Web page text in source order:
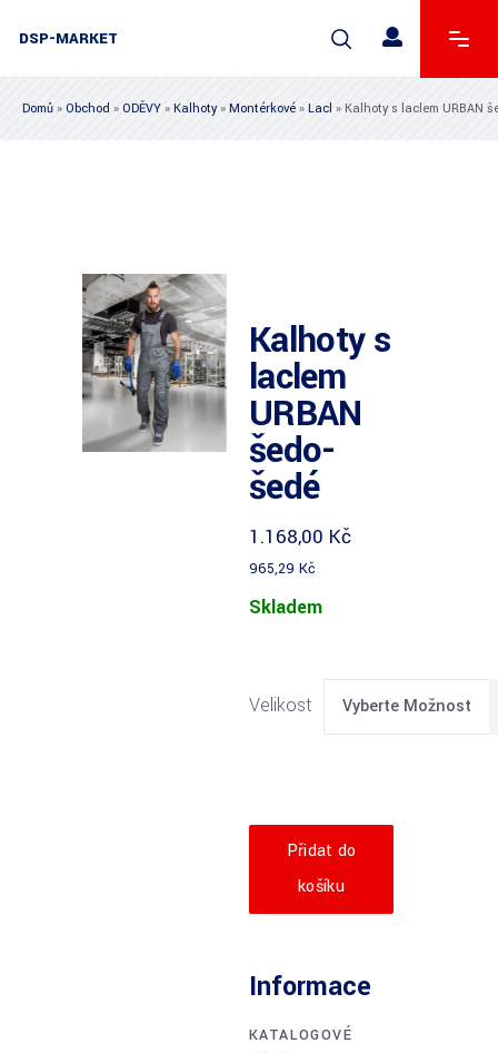
DSP-MARKET
Domů » Obchod » ODĚVY » Kalhoty» Montérkové » Lacl » Kalhoty s laclem URBAN
Kalhoty s
laclem
URBAN
šedo-
šedé
1.168,00 Kč
965,29 Kč
Skladem
Velikost Vyberte Možnost
Přidat do
košíku
Informace
KATALOGOVÉ